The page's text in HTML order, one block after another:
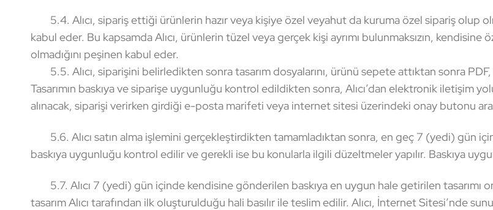
5.4. Alıcı, sipariş ettiği ürünlerin hazır veya kişiye özel veyahut da kuruma özel sipariş olup
kabul eder. Bu kapsamda Alıcı, ürünlerin tüzel veya gerçek kişi ayrımı bulunmaksızın, kendisine
olmadığını peşinen kabul eder.
5.5. Alıcı, siparişini belirledikten sonra tasarım dosyalarını, ürünü sepete attıktan sonra
Tasarımın baskıya ve siparişe uygunluğu kontrol edildikten sonra, Alıcı’dan elektronik iletişim
alınacak, siparişi verirken girdiği e-posta marifeti veya internet sitesi üzerindeki onay butonu
5.6. Alıcı satın alma işlemini gerçekleştirdikten tamamladıktan sonra, en geç 7 (yedi) gün
baskıya uygunluğu kontrol edilir ve gerekli ise bu konularla ilgili düzeltmeler yapılır. Baskıya
5.7. Alıcı 7 (yedi) gün içinde kendisine gönderilen baskıya en uygun hale getirilen tasarımı
tasarım Alıcı tarafından ilk oluşturulduğu hali basılır ile teslim edilir. Alıcı, İnternet Sitesi’nde